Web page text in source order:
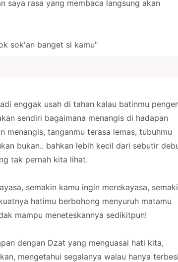
saya rasa yang membaca langsung akan
sok'an banget si kamu"
enggak usah di tahan kalau batinmu
sendiri bagaimana menangis di hadapan
menangis, tanganmu terasa lemas, tubuhmu
bukan.. bahkan lebih kecil dari sebutir
tak pernah kita lihat.
semakin kamu ingin merekayasa,
hatimu berbohong menyuruh matamu
mampu meneteskannya sedikitpun!
dengan Dzat yang menguasai hati kita,
mengetahui segalanya walau hanya